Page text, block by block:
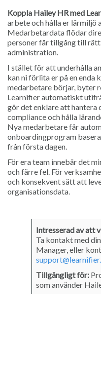
Koppla Hailey HR med
arbete och hålla er lärmiljö
Medarbetardata flödar
personer får tillgång till
administration.
I stället för att underhålla
kan ni förlita er på en enda
medarbetare börjar, byter
Learnifier automatiskt
gör det enklare att hantera
compliance och hålla
Nya medarbetare får
onboardingprogram
från första dagen.
För era team innebär det
och färre fel. För
och konsekvent sätt att
organisationsdata.
Intresserad av att
Ta kontakt med
Manager, eller
Tillgängligt för:
som använder